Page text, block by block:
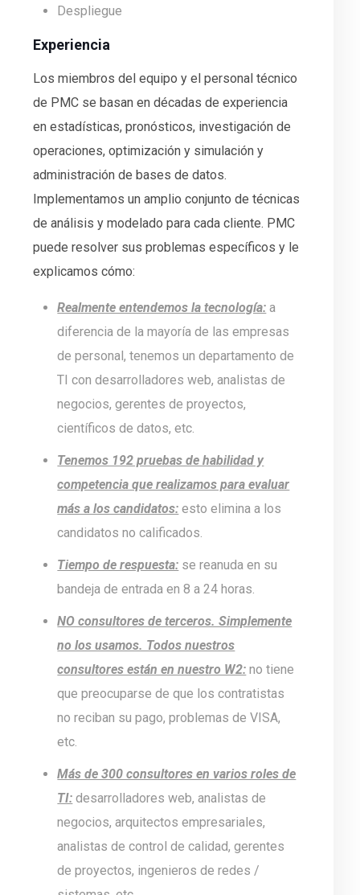
Despliegue
Experiencia
Los miembros del equipo y el personal técnico
de PMC se basan en décadas de experiencia
en estadísticas, pronósticos, investigación de
operaciones, optimización y simulación y
administración de bases de datos.
Implementamos un amplio conjunto de técnicas
de análisis y modelado para cada cliente. PMC
puede resolver sus problemas específicos y le
explicamos cómo:
Realmente entendemos la tecnología: a
diferencia de la mayoría de las empresas
de personal, tenemos un departamento de
TI con desarrolladores web, analistas de
negocios, gerentes de proyectos,
científicos de datos, etc.
Tenemos 192 pruebas de habilidad y
competencia que realizamos para evaluar
más a los candidatos: esto elimina a los
candidatos no calificados.
Tiempo de respuesta: se reanuda en su
bandeja de entrada en 8 a 24 horas.
NO consultores de terceros. Simplemente
no los usamos. Todos nuestros
consultores están en nuestro W2: no tiene
que preocuparse de que los contratistas
no reciban su pago, problemas de VISA,
etc.
Más de 300 consultores en varios roles de
TI: desarrolladores web, analistas de
negocios, arquitectos empresariales,
analistas de control de calidad, gerentes
de proyectos, ingenieros de redes /